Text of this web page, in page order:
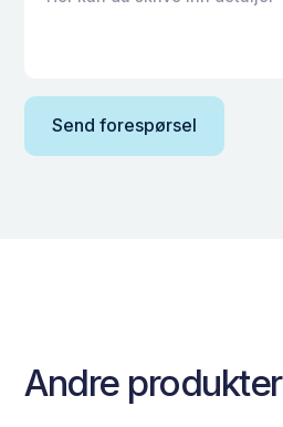
Andre produkter